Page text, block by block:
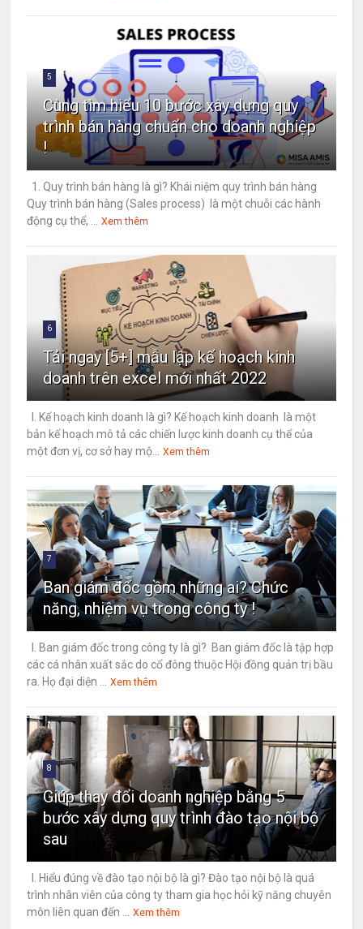
5
Cùng tìm hiểu 10 bước xây dựng quy
trình bán hàng chuẩn cho doanh nghiệp
!
1. Quy trình bán hàng là gì? Khái niệm quy trình bán hàng
Quy trình bán hàng (Sales process) là một chuỗi các hành
động cụ thể, ...
Xem thêm
6
Tải ngay [5+] mẫu lập kế hoạch kinh
doanh trên excel mới nhất 2022
I. Kế hoạch kinh doanh là gì? Kế hoạch kinh doanh là một
bản kế hoạch mô tả các chiến lược kinh doanh cụ thể của
một đơn vị, cơ sở hay mộ...
Xem thêm
7
Ban giám đốc gồm những ai? Chức
năng, nhiệm vụ trong công ty !
I. Ban giám đốc trong công ty là gì? Ban giám đốc là tập hợp
các cá nhân xuất sắc do cổ đông thuộc Hội đồng quản trị bầu
ra. Họ đại diện ...
Xem thêm
8
Giúp thay đổi doanh nghiệp bằng 5
bước xây dựng quy trình đào tạo nội bộ
sau
I. Hiểu đúng về đào tạo nội bộ là gì? Đào tạo nội bộ là quá
trình nhân viên của công ty tham gia học hỏi kỹ năng chuyên
môn liên quan đến ...
Xem thêm